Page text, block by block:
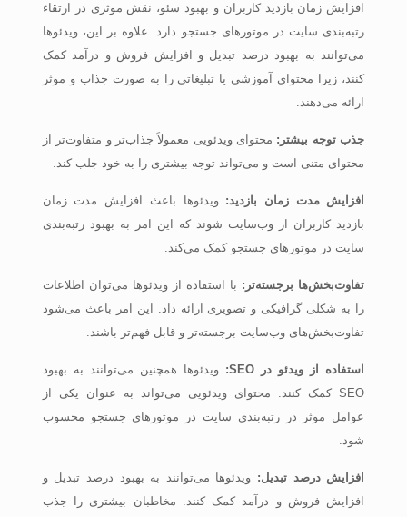
افزایش زمان بازدید کاربران و بهبود سئو، نقش موثری در ارتقاء
رتبه‌بندی سایت در موتورهای جستجو دارد. علاوه بر این، ویدئوها
می‌توانند به بهبود درصد تبدیل و افزایش فروش و درآمد کمک
کنند، زیرا محتوای آموزشی یا تبلیغاتی را به صورت جذاب و موثر
ارائه می‌دهند.
جذب توجه بیشتر: محتوای ویدئویی معمولاً جذاب‌تر و متفاوت‌تر از
محتوای متنی است و می‌تواند توجه بیشتری را به خود جلب کند.
افزایش مدت زمان بازدید: ویدئوها باعث افزایش مدت زمان
بازدید کاربران از وب‌سایت شوند که این امر به بهبود رتبه‌بندی
سایت در موتورهای جستجو کمک می‌کند.
تفاوت‌بخش‌ها برجسته‌تر: با استفاده از ویدئوها می‌توان اطلاعات
را به شکلی گرافیکی و تصویری ارائه داد. این امر باعث می‌شود
تفاوت‌بخش‌های وب‌سایت برجسته‌تر و قابل فهم‌تر باشند.
استفاده از ویدئو در SEO
: ویدئوها همچنین می‌توانند به بهبود
SEO کمک کنند. محتوای ویدئویی می‌تواند به عنوان یکی از
عوامل موثر در رتبه‌بندی سایت در موتورهای جستجو محسوب
شود.
افزایش درصد تبدیل: ویدئوها می‌توانند به بهبود درصد تبدیل و
افزایش فروش و درآمد کمک کنند. مخاطبان بیشتری را جذب